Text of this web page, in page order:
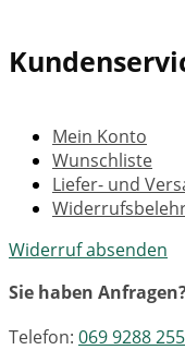
Mein Konto
Wunschliste
Liefer- und
Widerruf absenden
Sie haben
Telefon: 069 9288